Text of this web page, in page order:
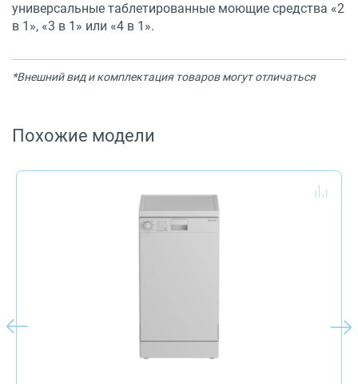
универсальные таблетированные моющие средства «2
в 1», «3 в 1» или «4 в 1».
*Внешний вид и комплектация товаров могут отличаться
Похожие модели